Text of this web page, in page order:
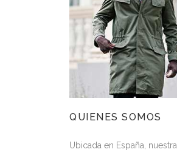
QUIENES SOMOS
Ubicada en España, nuestra